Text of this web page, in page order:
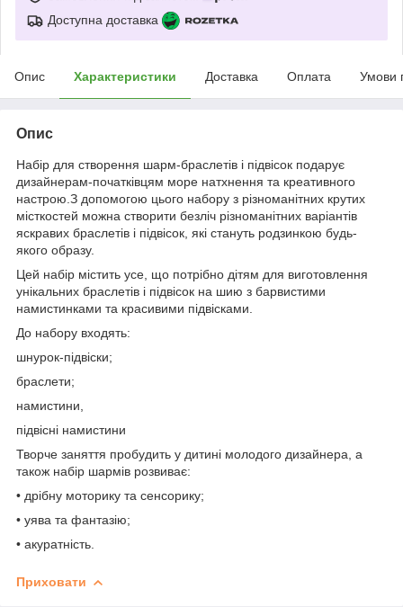
Доступна доставка
Опис Характеристики Доставка Оплата Умови
Опис
Набір для створення шарм-браслетів і підвісок подарує
дизайнерам-початківцям море натхнення та креативного
настрою.З допомогою цього набору з різноманітних крутих
місткостей можна створити безліч різноманітних варіантів
яскравих браслетів і підвісок, які стануть родзинкою будь-
якого образу.
Цей набір містить усе, що потрібно дітям для виготовлення
унікальних браслетів і підвісок на шию з барвистими
намистинками та красивими підвісками.
До набору входять:
шнурок-підвіски;
браслети;
намистини,
підвісні намистини
Творче заняття пробудить у дитині молодого дизайнера, а
також набір шармів розвиває:
• дрібну моторику та сенсорику;
• уява та фантазію;
• акуратність.
Приховати